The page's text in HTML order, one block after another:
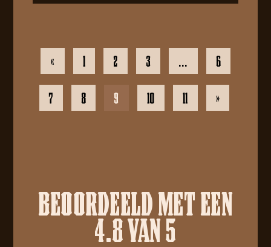
« 1 2 3 6
7 8 9 10 11 »
BEOORDEELD MET EEN
4.8 VAN 5